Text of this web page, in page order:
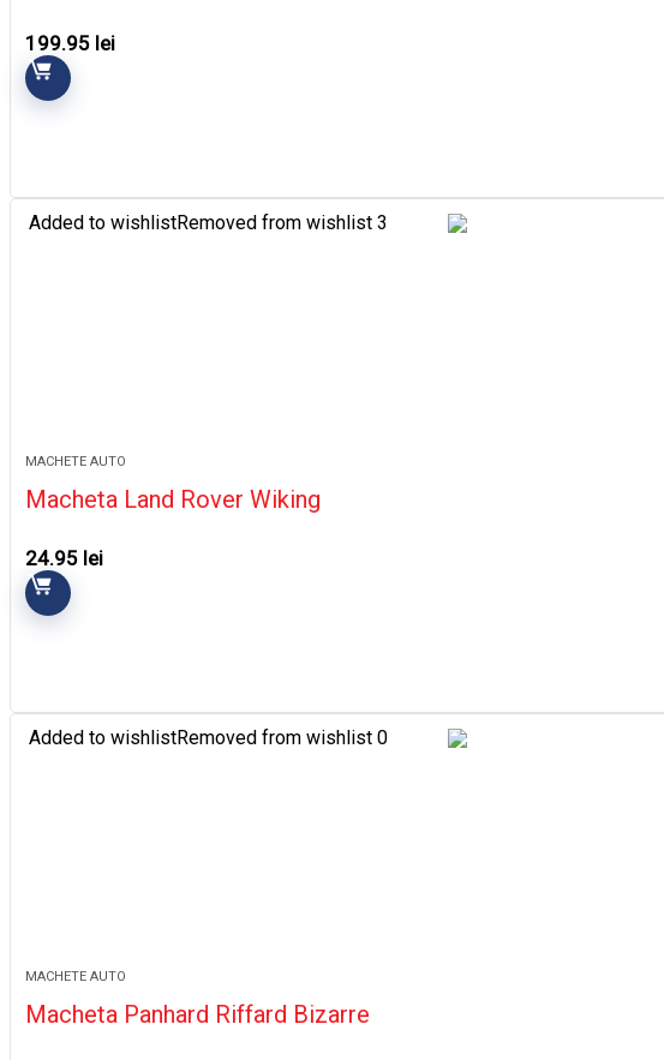
199.95 lei
Added to wishlistRemoved from wishlist 3
MACHETE AUTO
Macheta Land Rover Wiking
24.95 lei
Added to wishlistRemoved from wishlist 0
MACHETE AUTO
Macheta Panhard Riffard Bizarre